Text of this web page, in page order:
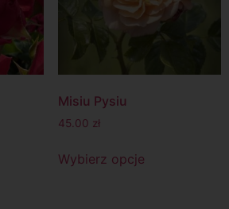
Misiu Pysiu
45.00 zł
Wybierz opcje